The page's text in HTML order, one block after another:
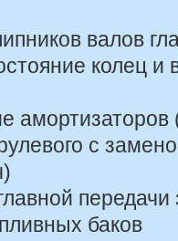
валов
колец и
амортизаторов
с
баков